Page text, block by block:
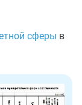
сферы в